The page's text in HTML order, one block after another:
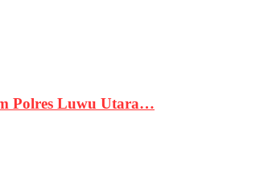
Polres Luwu Utara…